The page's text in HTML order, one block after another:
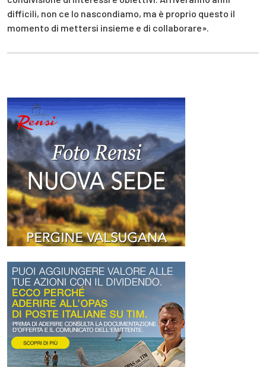
difficili, non ce lo nascondiamo, ma è proprio questo il
momento di mettersi insieme e di collaborare».